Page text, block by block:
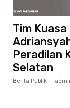
Tim
Peradilan
Selatan
Berita Publik